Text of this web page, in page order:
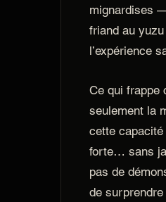
mignardises
friand au
l’expérience
Ce qui frappe
seulement la
cette
forte… sans
pas de
de